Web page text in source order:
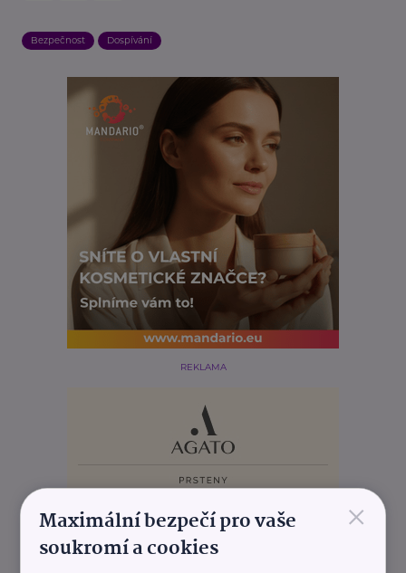
Bezpečnost Dospívání
REKLAMA
×
Maximální bezpečí pro vaše
soukromí a cookies